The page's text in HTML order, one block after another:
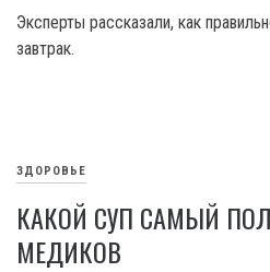
Эксперты рассказали, как
завтрак.
ЗДОРОВЬЕ
КАКОЙ СУП САМЫЙ
МЕДИКОВ